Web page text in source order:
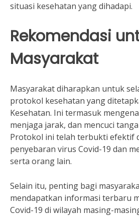
situasi kesehatan yang dihadapi.
Rekomendasi
Masyarakat
Masyarakat diharapkan untuk
protokol kesehatan yang
Kesehatan. Ini termasuk
menjaga jarak, dan mencuci
Protokol ini telah terbukti efektif
penyebaran virus Covid-19 dan
serta orang lain.
Selain itu, penting bagi
mendapatkan informasi terbaru
Covid-19 di wilayah masing-